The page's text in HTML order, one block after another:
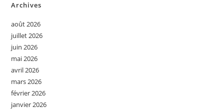
Archives
août 2026
juillet 2026
juin 2026
mai 2026
avril 2026
mars 2026
février 2026
janvier 2026